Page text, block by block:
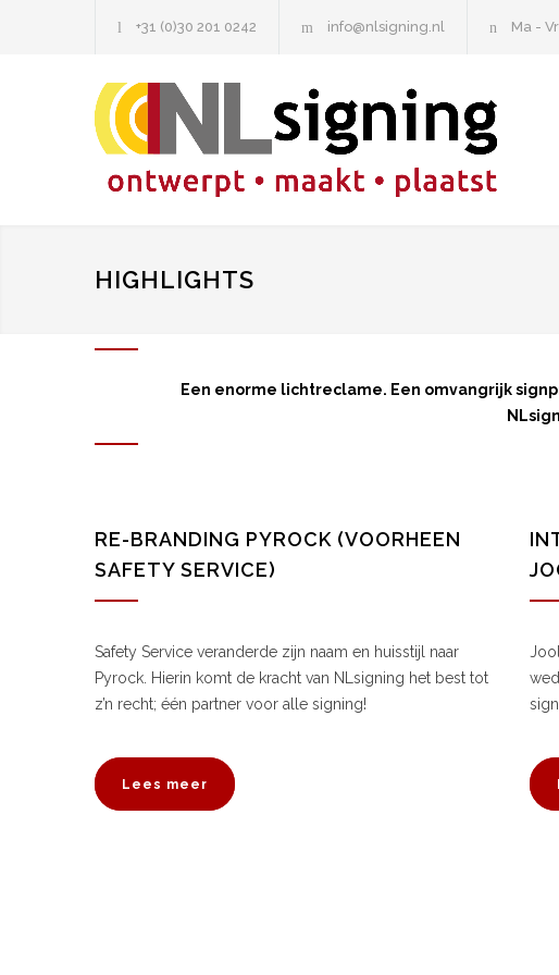
+31 (0)30 201 0242 info@nlsigning.nl Ma -
HIGHLIGHTS
Een enorme lichtreclame. Een omvangrijk
RE-BRANDING PYROCK (VOORHEEN
SAFETY SERVICE)
Safety Service veranderde zijn naam en huisstijl naar
Pyrock. Hierin komt de kracht van NLsigning het best tot
z’n recht; één partner voor alle signing!
Lees meer